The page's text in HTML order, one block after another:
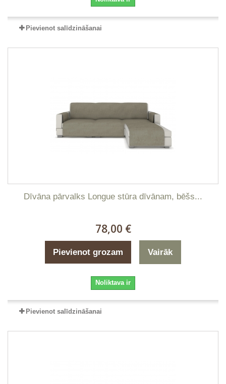
Pievienot salīdzināšanai
Dīvāna pārvalks Longue stūra dīvānam, bēšs...
78,00 €
Pievienot grozam Vairāk
Noliktava ir
Pievienot salīdzināšanai